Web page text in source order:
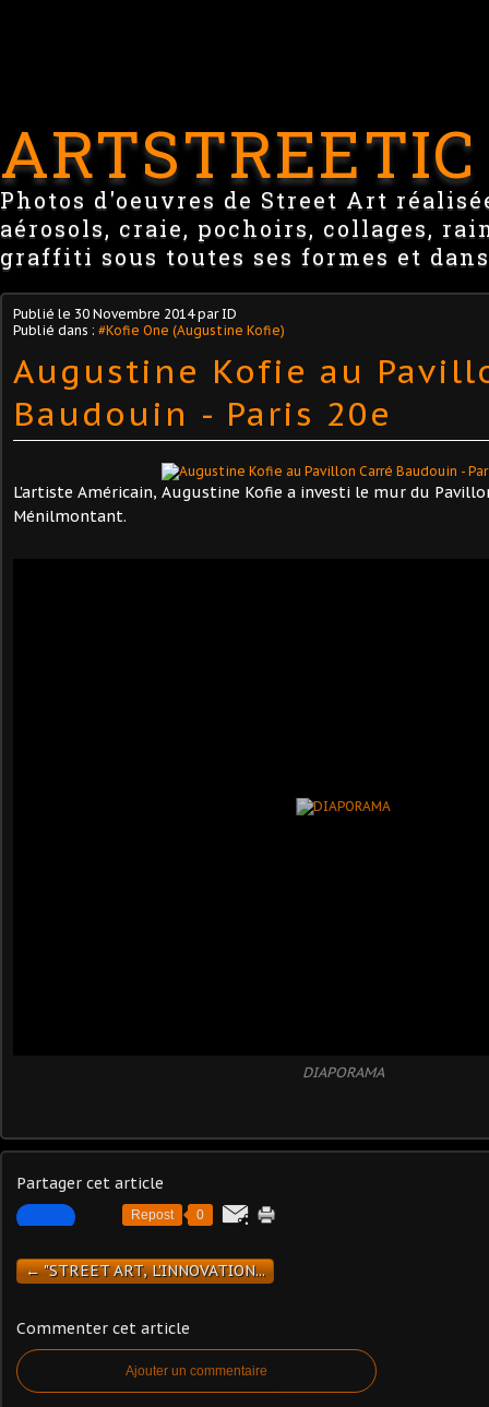
ARTSTREETIC
Photos d'oeuvres de Street Art
aérosols, craie, pochoirs, collages,
graffiti sous toutes ses formes et
Publié le 30 Novembre 2014par ID
Publié dans : #Kofie One (Augustine Kofie)
Augustine Kofie au
Baudouin - Paris 20e
L'artiste Américain, Augustine Kofie a investi le mur du
Ménilmontant.
DIAPORAMA
Partager cet article
Repost 0
← "STREET ART, L'INNOVATION...
Commenter cet article
Ajouter un commentaire